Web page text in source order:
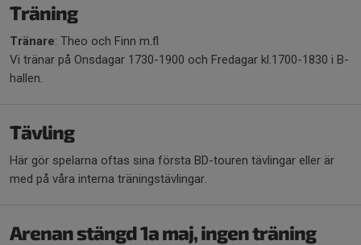
Träning
Tränare: Theo och Finn m.fl
Vi tränar på Onsdagar 1730-1900 och Fredagar kl.1700-1830 i B-
hallen.
Tävling
Här gör spelarna oftas sina första BD-touren tävlingar eller är
med på våra interna träningstävlingar.
Arenan stängd 1a maj, ingen träning